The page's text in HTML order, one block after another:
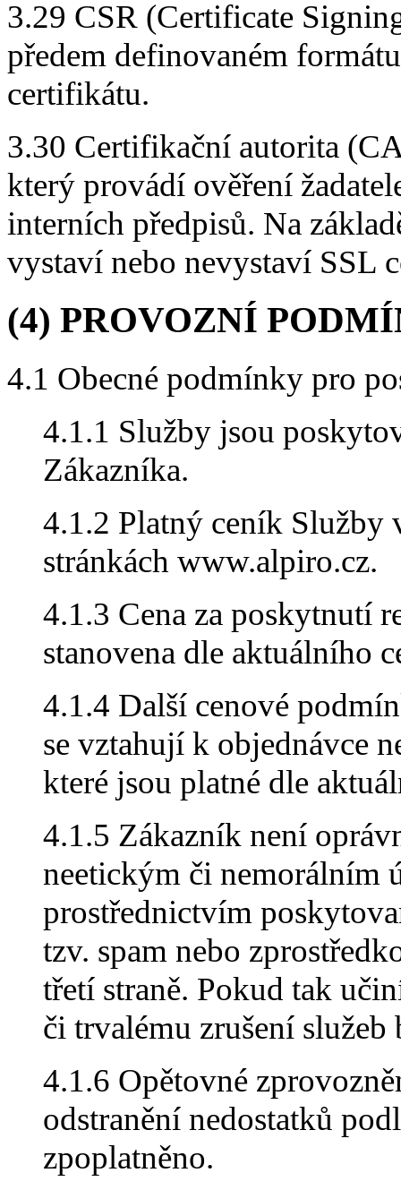
3.29 CSR (Certificate
předem definovaném
certifikátu.
3.30 Certifikační autorita
který provádí ověření
interních předpisů. Na
vystaví nebo nevystaví SSL
(4) PROVOZNÍ
4.1 Obecné podmínky pro
4.1.1 Služby jsou
Zákazníka.
4.1.2 Platný ceník Služby
stránkách www.alpiro.cz.
4.1.3 Cena za poskytnutí
stanovena dle aktuálního
4.1.4 Další cenové
se vztahují k objednávce
které jsou platné dle
4.1.5 Zákazník není
neetickým či nemorálním
prostřednictvím
tzv. spam nebo
třetí straně. Pokud tak
či trvalému zrušení služeb
4.1.6 Opětovné
odstranění nedostatků
zpoplatněno.